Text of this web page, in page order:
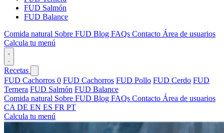
FUD Salmón
FUD Balance
Comida natural Sobre FUD Blog FAQs Contacto Área de usuarios
Calcula tu menú
Recetas
FUD Cachorros 0 FUD Cachorros FUD Pollo FUD Cerdo FUD
Ternera FUD Salmón FUD Balance
Comida natural Sobre FUD Blog FAQs Contacto Área de usuarios
CA DE EN ES FR PT
Calcula tu menú